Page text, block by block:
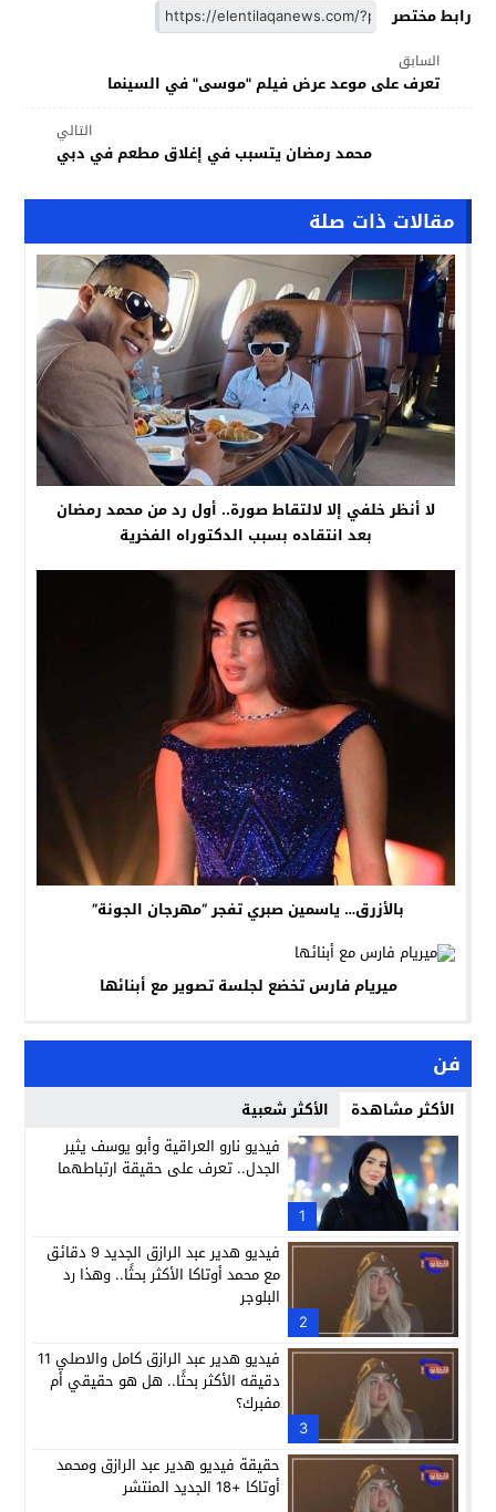
رابط مختصر
السابق
تعرف على موعد عرض فيلم "موسى" في السينما
التالي
محمد رمضان يتسبب في إغلاق مطعم في دبي
مقالات ذات صلة
لا أنظر خلفي إلا لالتقاط صورة.. أول رد من محمد رمضان
بعد انتقاده بسبب الدكتوراه الفخرية
بالأزرق… ياسمين صبري تفجر “مهرجان الجونة”
ميريام فارس تخضع لجلسة تصوير مع أبنائها
فن
الأكثر مشاهدة الأكثر شعبية
1
فيديو نارو العراقية وأبو يوسف يثير
الجدل.. تعرف على حقيقة ارتباطهما
2
فيديو هدير عبد الرازق الجديد 9 دقائق
مع محمد أوتاكا الأكثر بحثًا.. وهذا رد
البلوجر
3
فيديو هدير عبد الرازق كامل والاصلي 11
دقيقه الأكثر بحثًا.. هل هو حقيقي أم
مفبرك؟
حقيقة فيديو هدير عبد الرازق ومحمد
أوتاكا +18 الجديد المنتشر